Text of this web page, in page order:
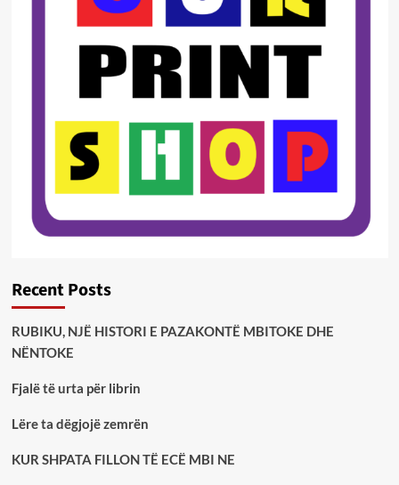
Recent Posts
RUBIKU, NJË HISTORI E PAZAKONTË MBITOKE DHE
NËNTOKE
Fjalë të urta për librin
Lëre ta dëgjojë zemrën
KUR SHPATA FILLON TË ECË MBI NE